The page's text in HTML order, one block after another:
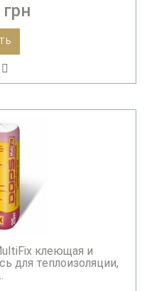
клеющая и
для теплоизоляции,